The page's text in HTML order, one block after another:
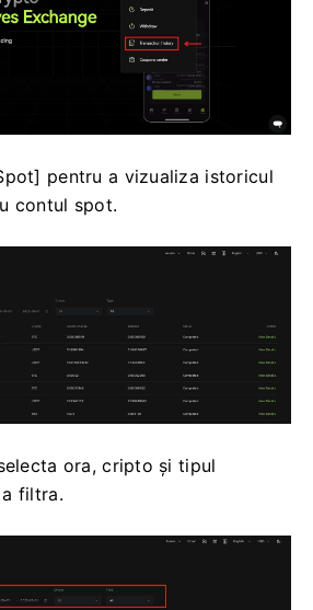
urs.
istoricul tranzacțiilor
dvs. pe site-ul Bitunix,
contul spot.